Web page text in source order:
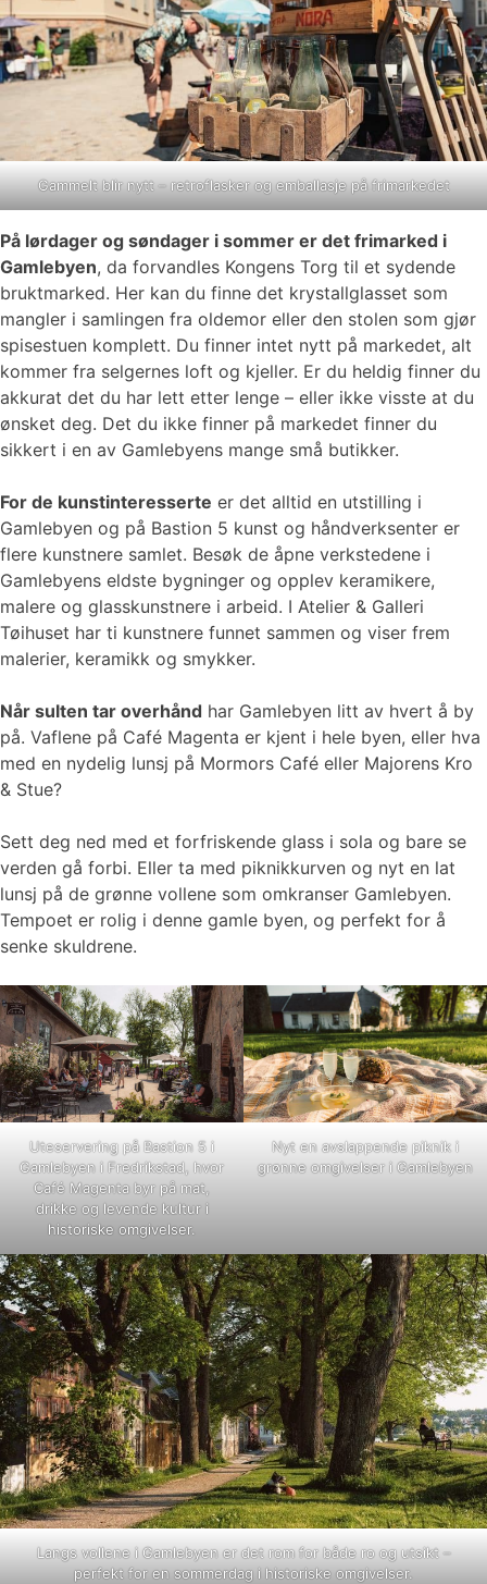
Gammelt blir nytt – retroflasker og emballasje på frimarkedet
På lørdager og søndager i sommer er det frimarked i
Gamlebyen, da forvandles Kongens Torg til et sydende
bruktmarked. Her kan du finne det krystallglasset som
mangler i samlingen fra oldemor eller den stolen som gjør
spisestuen komplett. Du finner intet nytt på markedet, alt
kommer fra selgernes loft og kjeller. Er du heldig finner du
akkurat det du har lett etter lenge – eller ikke visste at du
ønsket deg. Det du ikke finner på markedet finner du
sikkert i en av Gamlebyens mange små butikker.
For de kunstinteresserte er det alltid en utstilling i
Gamlebyen og på Bastion 5 kunst og håndverksenter er
flere kunstnere samlet. Besøk de åpne verkstedene i
Gamlebyens eldste bygninger og opplev keramikere,
malere og glasskunstnere i arbeid. I Atelier & Galleri
Tøihuset har ti kunstnere funnet sammen og viser frem
malerier, keramikk og smykker.
Når sulten tar overhånd har Gamlebyen litt av hvert å by
på. Vaflene på Café Magenta er kjent i hele byen, eller hva
med en nydelig lunsj på Mormors Café eller Majorens Kro
& Stue?
Sett deg ned med et forfriskende glass i sola og bare se
verden gå forbi. Eller ta med piknikkurven og nyt en lat
lunsj på de grønne vollene som omkranser Gamlebyen.
Tempoet er rolig i denne gamle byen, og perfekt for å
senke skuldrene.
Uteservering på Bastion 5 i
Gamlebyen i Fredrikstad, hvor
Café Magenta byr på mat,
drikke og levende kultur i
historiske omgivelser.
Nyt en avslappende piknik i
grønne omgivelser i Gamlebyen
Langs vollene i Gamlebyen er det rom for både ro og utsikt –
perfekt for en sommerdag i historiske omgivelser.